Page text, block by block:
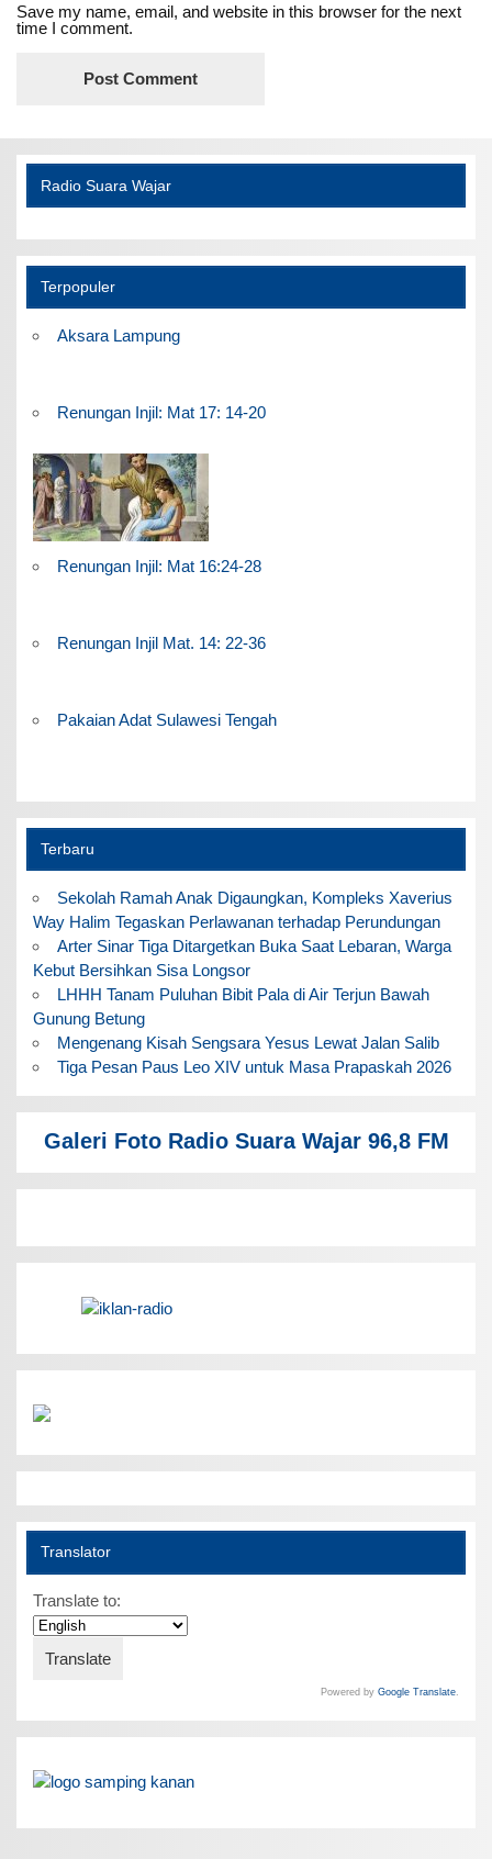
Save my name, email, and website in this browser for the next
time I comment.
Radio Suara Wajar
Terpopuler
Aksara Lampung
Renungan Injil: Mat 17: 14-20
Renungan Injil: Mat 16:24-28
Renungan Injil Mat. 14: 22-36
Pakaian Adat Sulawesi Tengah
Terbaru
Sekolah Ramah Anak Digaungkan, Kompleks Xaverius
Way Halim Tegaskan Perlawanan terhadap Perundungan
Arter Sinar Tiga Ditargetkan Buka Saat Lebaran, Warga
Kebut Bersihkan Sisa Longsor
LHHH Tanam Puluhan Bibit Pala di Air Terjun Bawah
Gunung Betung
Mengenang Kisah Sengsara Yesus Lewat Jalan Salib
Tiga Pesan Paus Leo XIV untuk Masa Prapaskah 2026
Galeri Foto Radio Suara Wajar 96,8 FM
Translator
Translate to:
Powered by Google Translate.